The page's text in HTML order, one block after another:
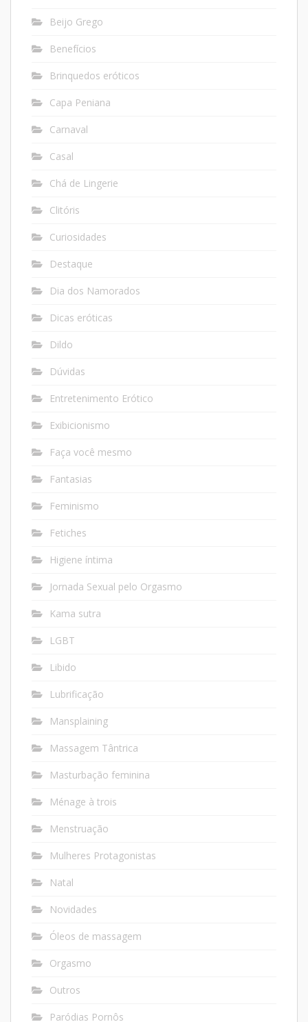
Beijo Grego
Benefícios
Brinquedos eróticos
Capa Peniana
Carnaval
Casal
Chá de Lingerie
Clitóris
Curiosidades
Destaque
Dia dos Namorados
Dicas eróticas
Dildo
Dúvidas
Entretenimento Erótico
Exibicionismo
Faça você mesmo
Fantasias
Feminismo
Fetiches
Higiene íntima
Jornada Sexual pelo Orgasmo
Kama sutra
LGBT
Libido
Lubrificação
Mansplaining
Massagem Tântrica
Masturbação feminina
Ménage à trois
Menstruação
Mulheres Protagonistas
Natal
Novidades
Óleos de massagem
Orgasmo
Outros
Paródias Pornôs